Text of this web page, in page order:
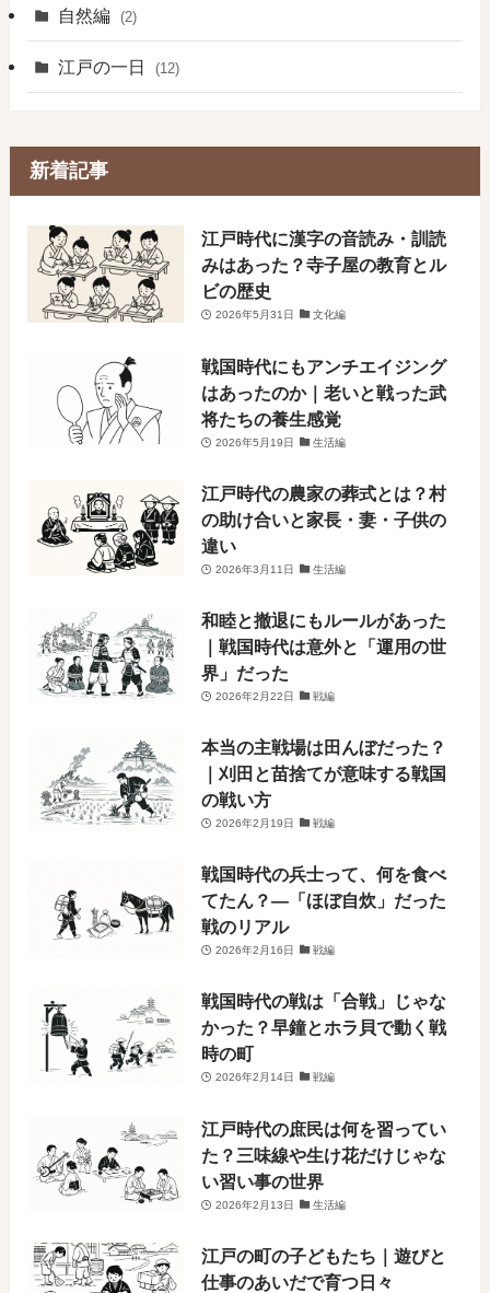
自然編 (2)
江戸の一日 (12)
新着記事
​江戸時代に漢字の音読み・訓読
みはあった？寺子屋の教育とル
ビの歴史
2026年5月31日 文化編
戦国時代にもアンチエイジング
はあったのか｜老いと戦った武
将たちの養生感覚
2026年5月19日 生活編
江戸時代の農家の葬式とは？村
の助け合いと家長・妻・子供の
違い
2026年3月11日 生活編
和睦と撤退にもルールがあった
｜戦国時代は意外と「運用の世
界」だった
2026年2月22日 戦編
本当の主戦場は田んぼだった？
｜刈田と苗捨てが意味する戦国
の戦い方
2026年2月19日 戦編
戦国時代の兵士って、何を食べ
てたん？―「ほぼ自炊」だった
戦のリアル
2026年2月16日 戦編
戦国時代の戦は「合戦」じゃな
かった？早鐘とホラ貝で動く戦
時の町
2026年2月14日 戦編
江戸時代の庶民は何を習ってい
た？三味線や生け花だけじゃな
い習い事の世界
2026年2月13日 生活編
江戸の町の子どもたち｜遊びと
仕事のあいだで育つ日々